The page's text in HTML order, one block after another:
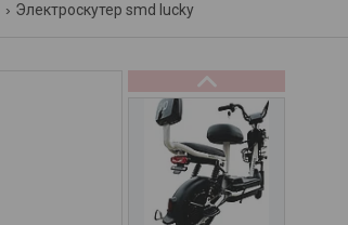
Электроскутер smd lucky